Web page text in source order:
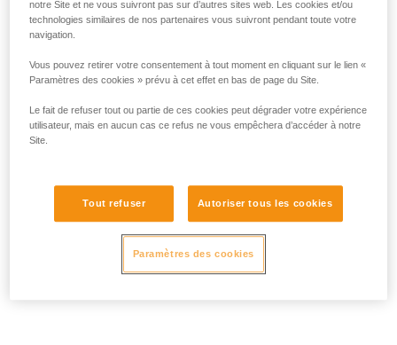
notre Site et ne vous suivront pas sur d’autres sites web. Les cookies et/ou
technologies similaires de nos partenaires vous suivront pendant toute votre
navigation.
Vous pouvez retirer votre consentement à tout moment en cliquant sur le lien «
Paramètres des cookies » prévu à cet effet en bas de page du Site.
Le fait de refuser tout ou partie de ces cookies peut dégrader votre expérience
utilisateur, mais en aucun cas ce refus ne vous empêchera d’accéder à notre
Site.
Tout refuser Autoriser tous les cookies
Paramètres des cookies